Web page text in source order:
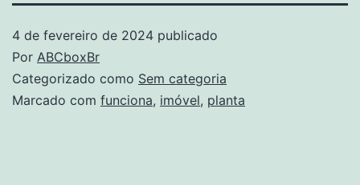
4 de fevereiro de 2024 publicado
Por ABCboxBr
Categorizado como Sem categoria
Marcado com funciona, imóvel, planta